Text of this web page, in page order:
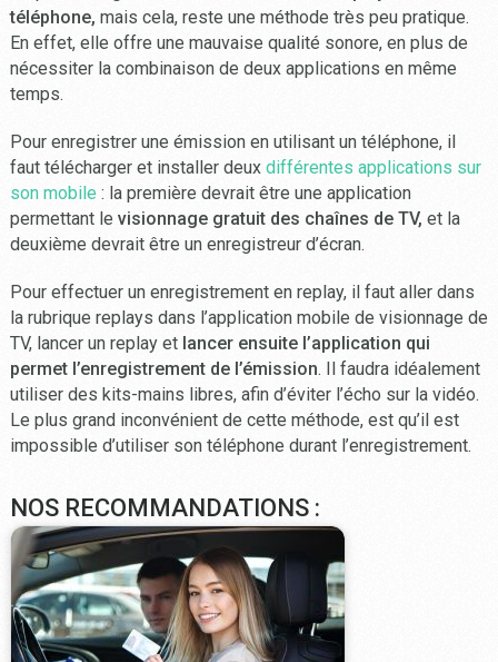
téléphone, mais cela, reste une méthode très peu pratique.
En effet, elle offre une mauvaise qualité sonore, en plus de
nécessiter la combinaison de deux applications en même
temps.
Pour enregistrer une émission en utilisant un téléphone, il
faut télécharger et installer deux différentes applications sur
son mobile: la première devrait être une application
permettant le visionnage gratuit des chaînes de TV, et la
deuxième devrait être un enregistreur d’écran.
Pour effectuer un enregistrement en replay, il faut aller dans
la rubrique replays dans l’application mobile de visionnage de
TV, lancer un replay etlancer ensuite l’application qui
permet l’enregistrement de l’émission. Il faudra idéalement
utiliser des kits-mains libres, afin d’éviter l’écho sur la vidéo.
Le plus grand inconvénient de cette méthode, est qu’il est
impossible d’utiliser son téléphone durant l’enregistrement.
NOS RECOMMANDATIONS :